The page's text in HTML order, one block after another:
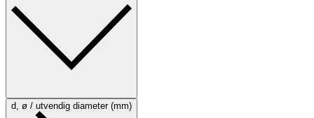
d, ø / utvendig diameter (mm)